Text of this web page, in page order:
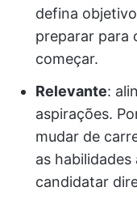
defina
preparar para
começar.
Relevante:
aspirações.
mudar de
as habilidades
candidatar